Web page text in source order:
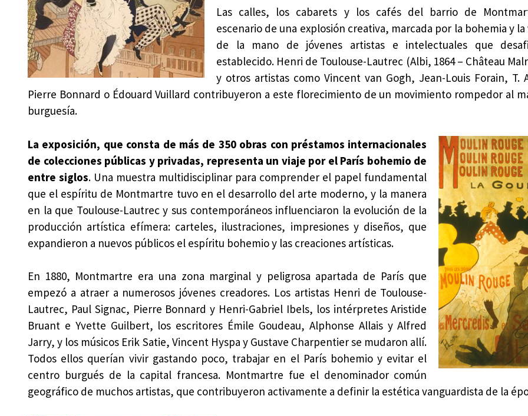
Las calles, los cabarets y los cafés del barrio de
escenario de una explosión creativa, marcada por la bohemia y la
de la mano de jóvenes artistas e intelectuales que
establecido. Henri de Toulouse-Lautrec (Albi, 1864 – Château
y otros artistas como Vincent van Gogh, Jean-Louis Forain, T.
Pierre Bonnard o Édouard Vuillard contribuyeron a este florecimiento de un movimiento rompedor al
burguesía.
La exposición, que consta de más de 350 obras con préstamos internacionales
de colecciones públicas y privadas, representa un viaje por el París bohemio de
entre siglos. Una muestra multidisciplinar para comprender el papel fundamental
que el espíritu de Montmartre tuvo en el desarrollo del arte moderno, y la manera
en la que Toulouse-Lautrec y sus contemporáneos influenciaron la evolución de la
producción artística efímera: carteles, ilustraciones, impresiones y diseños, que
expandieron a nuevos públicos el espíritu bohemio y las creaciones artísticas.
En 1880, Montmartre era una zona marginal y peligrosa apartada de París que
empezó a atraer a numerosos jóvenes creadores. Los artistas Henri de Toulouse-
Lautrec, Paul Signac, Pierre Bonnard y Henri-Gabriel Ibels, los intérpretes Aristide
Bruant e Yvette Guilbert, los escritores Émile Goudeau, Alphonse Allais y Alfred
Jarry, y los músicos Erik Satie, Vincent Hyspa y Gustave Charpentier se mudaron allí.
Todos ellos querían vivir gastando poco, trabajar en el París bohemio y evitar el
centro burgués de la capital francesa. Montmartre fue el denominador común
geográfico de muchos artistas, que contribuyeron activamente a definir la estética vanguardista de la